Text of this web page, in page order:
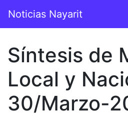
Navegación
Noticias Nayarit
Síntesis de
Local y
30/Marzo-